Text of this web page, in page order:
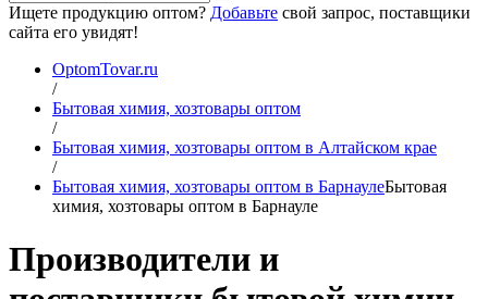
Ищете продукцию оптом? Добавьте свой запрос, поставщики
сайта его увидят!
OptomTovar.ru
/
Бытовая химия, хозтовары оптом
/
Бытовая химия, хозтовары оптом в Алтайском крае
/
Бытовая химия, хозтовары оптом в БарнаулеБытовая
химия, хозтовары оптом в Барнауле
Производители и